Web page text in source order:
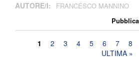
AUTORE/I: FRANCESCO MANNINO
Pagine
1 2 3 4 5 6 7 8
ULTIMA »